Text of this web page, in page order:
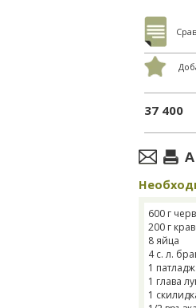
37 400
600 г
200 г
8 яйца
4 с. л.
1
1 глава
1